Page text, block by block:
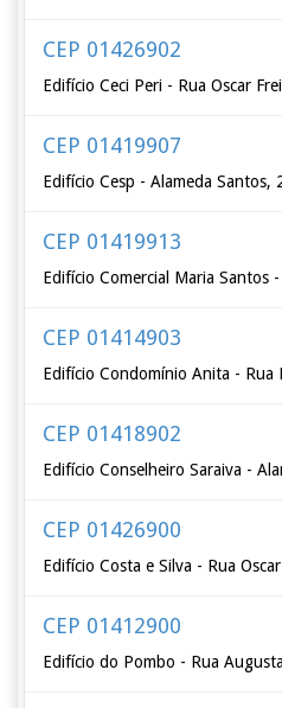
CEP 01426902
Edifício Ceci Peri - Rua Oscar
CEP 01419907
Edifício Cesp - Alameda Santos,
CEP 01419913
Edifício Comercial Maria Santos
CEP 01414903
Edifício Condomínio Anita - Rua
CEP 01418902
Edifício Conselheiro Saraiva -
CEP 01426900
Edifício Costa e Silva - Rua
CEP 01412900
Edifício do Pombo - Rua